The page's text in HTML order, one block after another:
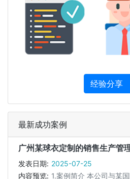
经验分享
最新成功案例
广州某球衣定制的销售生产管
发表日期: 2025-07-25
内容预览: 1.案例简介 本公司与某